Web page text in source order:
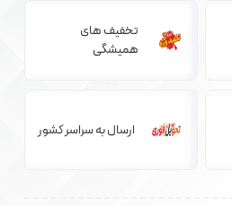
تخفیف های
همیشگی
ارسال به سراسر کشور